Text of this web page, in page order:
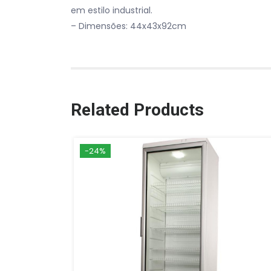
em estilo industrial.
– Dimensões: 44x43x92cm
Related Products
-24%